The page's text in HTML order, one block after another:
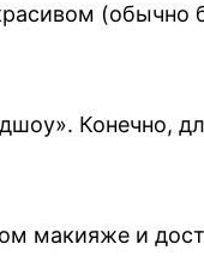
Конечно,
макияже и